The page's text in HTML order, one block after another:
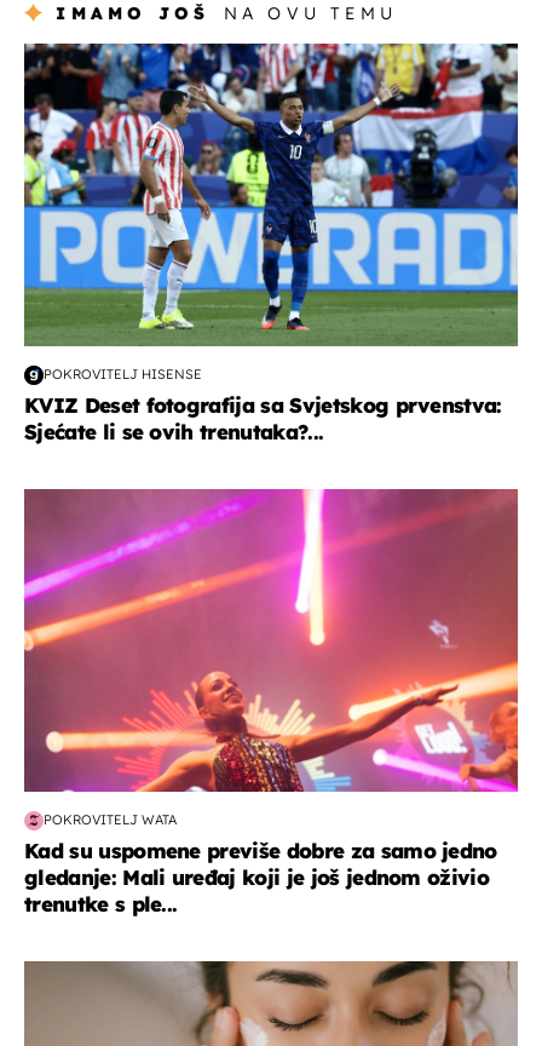
IMAMO JOŠ NA OVU TEMU
svjetsko prvenstvo 2026
POKROVITELJ HISENSE
KVIZ Deset fotografija sa Svjetskog prvenstva:
Sjećate li se ovih trenutaka?...
POKROVITELJ WATA
Kad su uspomene previše dobre za samo jedno
gledanje: Mali uređaj koji je još jednom oživio
trenutke s ple...
moda & ljepota